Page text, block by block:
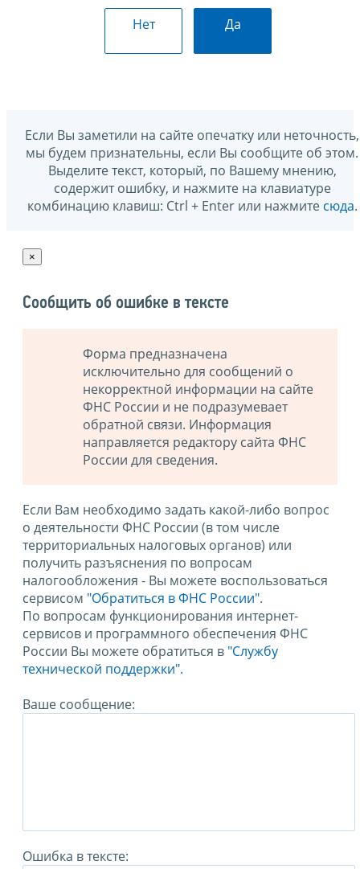
Нет Да
Если Вы заметили на сайте опечатку или неточность,
мы будем признательны, если Вы сообщите об этом.
Выделите текст, который, по Вашему мнению,
содержит ошибку, и нажмите на клавиатуре
комбинацию клавиш: Ctrl + Enter или нажмите сюда.
×
Сообщить об ошибке в тексте
Форма предназначена
исключительно для сообщений о
некорректной информации на сайте
ФНС России и не подразумевает
обратной связи. Информация
направляется редактору сайта ФНС
России для сведения.
Если Вам необходимо задать какой-либо вопрос
о деятельности ФНС России (в том числе
территориальных налоговых органов) или
получить разъяснения по вопросам
налогообложения - Вы можете воспользоваться
сервисом "Обратиться в ФНС России".
По вопросам функционирования интернет-
сервисов и программного обеспечения ФНС
России Вы можете обратиться в "Службу
технической поддержки".
Ваше сообщение:
Ошибка в тексте: